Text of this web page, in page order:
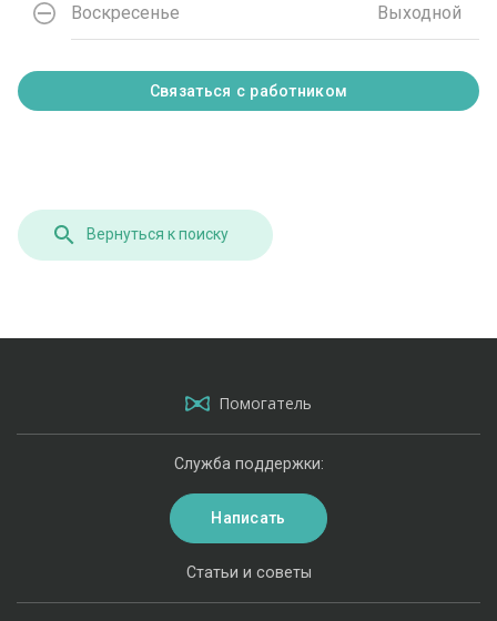
Воскресенье Выходной
Связаться с работником
Вернуться к поиску
Помогатель
Статьи и советы
Служба поддержки:
Написать